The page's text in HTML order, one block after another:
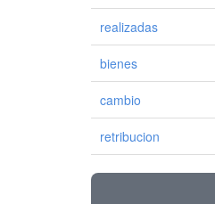
realizadas
bienes
cambio
retribucion